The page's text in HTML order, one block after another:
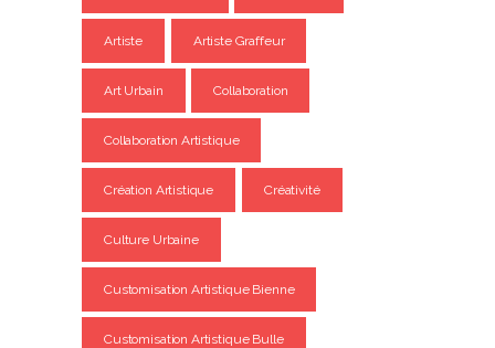
Artiste Artiste Graffeur
Art Urbain Collaboration
Collaboration Artistique
Création Artistique Créativité
Culture Urbaine
Customisation Artistique Bienne
Customisation Artistique Bulle